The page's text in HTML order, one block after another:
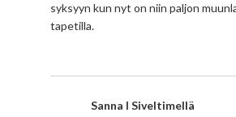
syksyyn kun nyt on niin paljon
tapetilla.
Sanna I Siveltimellä